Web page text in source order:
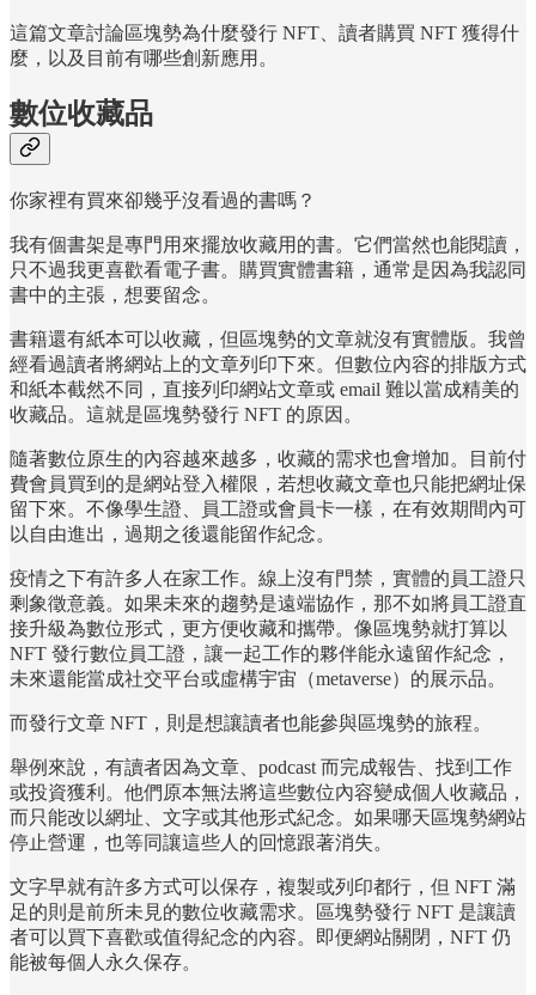
這篇文章討論區塊勢為什麼發行 NFT、讀者購買 NFT 獲得什
麼，以及目前有哪些創新應用。
數位收藏品
你家裡有買來卻幾乎沒看過的書嗎？
我有個書架是專門用來擺放收藏用的書。它們當然也能閱讀，
只不過我更喜歡看電子書。購買實體書籍，通常是因為我認同
書中的主張，想要留念。
書籍還有紙本可以收藏，但區塊勢的文章就沒有實體版。我曾
經看過讀者將網站上的文章列印下來。但數位內容的排版方式
和紙本截然不同，直接列印網站文章或 email 難以當成精美的
收藏品。這就是區塊勢發行 NFT 的原因。
隨著數位原生的內容越來越多，收藏的需求也會增加。目前付
費會員買到的是網站登入權限，若想收藏文章也只能把網址保
留下來。不像學生證、員工證或會員卡一樣，在有效期間內可
以自由進出，過期之後還能留作紀念。
疫情之下有許多人在家工作。線上沒有門禁，實體的員工證只
剩象徵意義。如果未來的趨勢是遠端協作，那不如將員工證直
接升級為數位形式，更方便收藏和攜帶。像區塊勢就打算以
NFT 發行數位員工證，讓一起工作的夥伴能永遠留作紀念，
未來還能當成社交平台或虛構宇宙（metaverse）的展示品。
而發行文章 NFT，則是想讓讀者也能參與區塊勢的旅程。
舉例來說，有讀者因為文章、podcast 而完成報告、找到工作
或投資獲利。他們原本無法將這些數位內容變成個人收藏品，
而只能改以網址、文字或其他形式紀念。如果哪天區塊勢網站
停止營運，也等同讓這些人的回憶跟著消失。
文字早就有許多方式可以保存，複製或列印都行，但 NFT 滿
足的則是前所未見的數位收藏需求。區塊勢發行 NFT 是讓讀
者可以買下喜歡或值得紀念的內容。即便網站關閉，NFT 仍
能被每個人永久保存。